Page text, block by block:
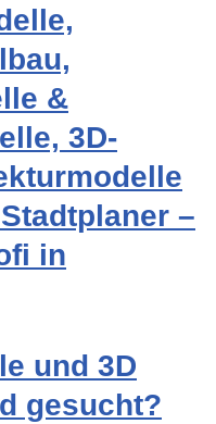
&
3D-
–
in
und 3D
gesucht?